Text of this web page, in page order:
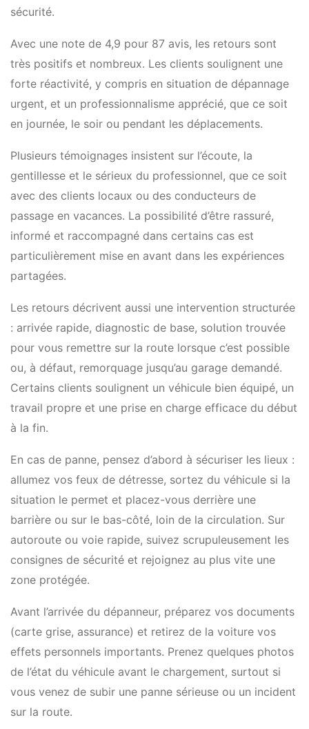
sécurité.
Avec une note de 4,9 pour 87 avis, les retours sont
très positifs et nombreux. Les clients soulignent une
forte réactivité, y compris en situation de dépannage
urgent, et un professionnalisme apprécié, que ce soit
en journée, le soir ou pendant les déplacements.
Plusieurs témoignages insistent sur l’écoute, la
gentillesse et le sérieux du professionnel, que ce soit
avec des clients locaux ou des conducteurs de
passage en vacances. La possibilité d’être rassuré,
informé et raccompagné dans certains cas est
particulièrement mise en avant dans les expériences
partagées.
Les retours décrivent aussi une intervention structurée
: arrivée rapide, diagnostic de base, solution trouvée
pour vous remettre sur la route lorsque c’est possible
ou, à défaut, remorquage jusqu’au garage demandé.
Certains clients soulignent un véhicule bien équipé, un
travail propre et une prise en charge efficace du début
à la fin.
En cas de panne, pensez d’abord à sécuriser les lieux :
allumez vos feux de détresse, sortez du véhicule si la
situation le permet et placez-vous derrière une
barrière ou sur le bas-côté, loin de la circulation. Sur
autoroute ou voie rapide, suivez scrupuleusement les
consignes de sécurité et rejoignez au plus vite une
zone protégée.
Avant l’arrivée du dépanneur, préparez vos documents
(carte grise, assurance) et retirez de la voiture vos
effets personnels importants. Prenez quelques photos
de l’état du véhicule avant le chargement, surtout si
vous venez de subir une panne sérieuse ou un incident
sur la route.